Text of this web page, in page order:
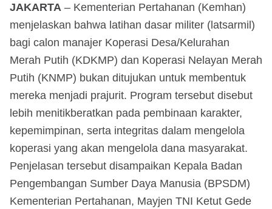
JAKARTA – Kementerian Pertahanan (Kemhan)
menjelaskan bahwa latihan dasar militer (latsarmil)
bagi calon manajer Koperasi Desa/Kelurahan
Merah Putih (KDKMP) dan Koperasi Nelayan Merah
Putih (KNMP) bukan ditujukan untuk membentuk
mereka menjadi prajurit. Program tersebut disebut
lebih menitikberatkan pada pembinaan karakter,
kepemimpinan, serta integritas dalam mengelola
koperasi yang akan mengelola dana masyarakat.
Penjelasan tersebut disampaikan Kepala Badan
Pengembangan Sumber Daya Manusia (BPSDM)
Kementerian Pertahanan, Mayjen TNI Ketut Gede